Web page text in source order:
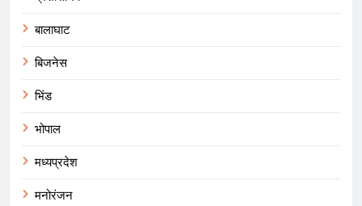
बालाघाट
बिजनेस
भिंड
भोपाल
मध्यप्रदेश
मनोरंजन